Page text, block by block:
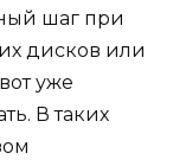
шаг при
дисков или
уже
В таких